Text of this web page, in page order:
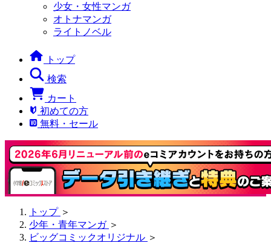
少女・女性マンガ
オトナマンガ
ライトノベル
トップ
検索
カート
初めての方
無料・セール
トップ ＞
少年・青年マンガ ＞
ビッグコミックオリジナル ＞